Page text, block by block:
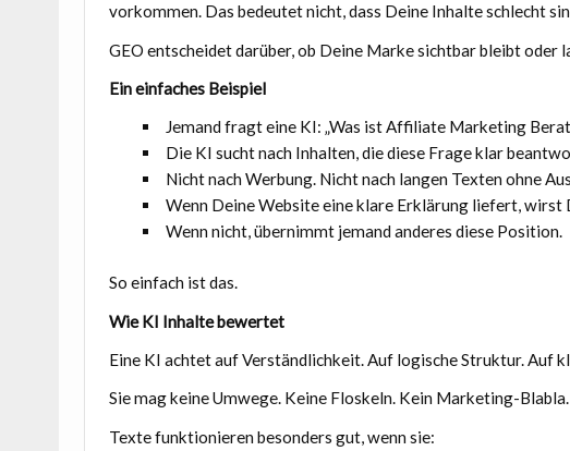
vorkommen. Das bedeutet nicht, dass Deine Inhalte schlecht
GEO entscheidet darüber, ob Deine Marke sichtbar bleibt oder
Ein einfaches Beispiel
Jemand fragt eine KI: „Was ist Affiliate Marketing
Die KI sucht nach Inhalten, die diese Frage klar
Nicht nach Werbung. Nicht nach langen Texten ohne
Wenn Deine Website eine klare Erklärung liefert, wirst
Wenn nicht, übernimmt jemand anderes diese Position.
So einfach ist das.
Wie KI Inhalte bewertet
Eine KI achtet auf Verständlichkeit. Auf logische Struktur. Auf
Sie mag keine Umwege. Keine Floskeln. Kein Marketing-Blabla.
Texte funktionieren besonders gut, wenn sie: